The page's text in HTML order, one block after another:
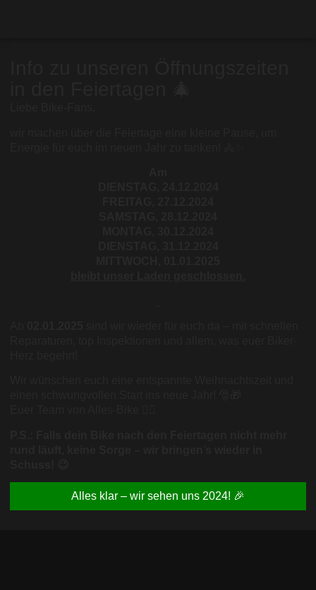
Alles klar – wir sehen uns 2024! 🎉